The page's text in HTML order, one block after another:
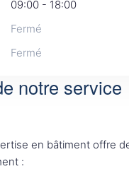
09:00 - 18:00
Fermé
Fermé
notre service
en bâtiment offre
: